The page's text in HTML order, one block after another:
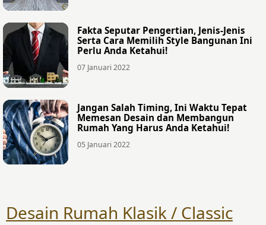
Fakta Seputar Pengertian, Jenis-Jenis
Serta Cara Memilih Style Bangunan Ini
Perlu Anda Ketahui!
07 Januari 2022
Jangan Salah Timing, Ini Waktu Tepat
Memesan Desain dan Membangun
Rumah Yang Harus Anda Ketahui!
05 Januari 2022
Desain Rumah Klasik / Classic